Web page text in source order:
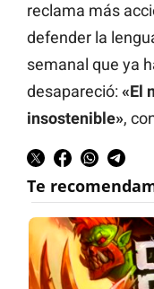
reclama más
defender la
semanal que ya
desapareció: «El
insostenible»,